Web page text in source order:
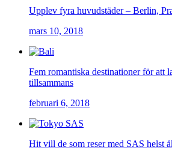
Upplev fyra huvudstäder – Berlin,
mars 10, 2018
Fem romantiska destinationer för att
tillsammans
februari 6, 2018
Hit vill de som reser med SAS helst